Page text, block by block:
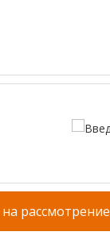
рассмотрение